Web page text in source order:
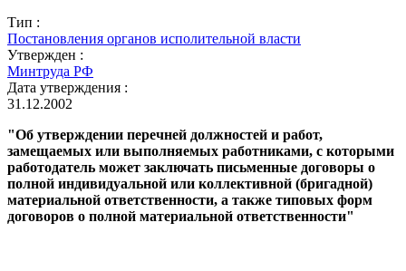
Тип :
Постановления органов исполительной власти
Утвержден :
Минтруда РФ
Дата утверждения :
31.12.2002
"Об утверждении перечней должностей и работ,
замещаемых или выполняемых работниками, с которыми
работодатель может заключать письменные договоры о
полной индивидуальной или коллективной (бригадной)
материальной ответственности, а также типовых форм
договоров о полной материальной ответственности"